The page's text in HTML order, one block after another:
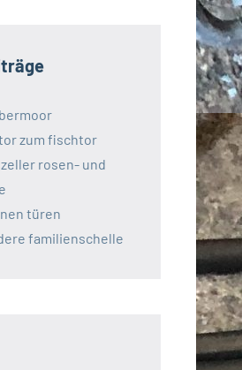
zum fischtor
rosen- und
türen
familienschelle